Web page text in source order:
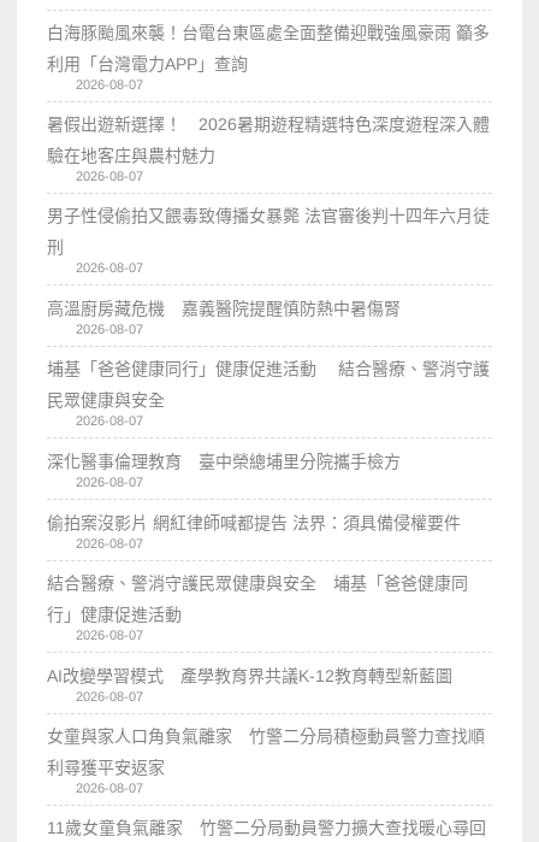
白海豚颱風來襲！台電台東區處全面整備迎戰強風豪雨 籲多
利用「台灣電力APP」查詢
2026-08-07
暑假出遊新選擇！ 2026暑期遊程精選特色深度遊程深入體
驗在地客庄與農村魅力
2026-08-07
男子性侵偷拍又餵毒致傳播女暴斃 法官審後判十四年六月徒
刑
2026-08-07
高溫廚房藏危機 嘉義醫院提醒慎防熱中暑傷腎
2026-08-07
埔基「爸爸健康同行」健康促進活動 結合醫療、警消守護
民眾健康與安全
2026-08-07
深化醫事倫理教育 臺中榮總埔里分院攜手檢方
2026-08-07
偷拍案沒影片 網紅律師喊都提告 法界：須具備侵權要件
2026-08-07
結合醫療、警消守護民眾健康與安全 埔基「爸爸健康同
行」健康促進活動
2026-08-07
AI改變學習模式 產學教育界共議K-12教育轉型新藍圖
2026-08-07
女童與家人口角負氣離家 竹警二分局積極動員警力查找順
利尋獲平安返家
2026-08-07
11歲女童負氣離家 竹警二分局動員警力擴大查找暖心尋回